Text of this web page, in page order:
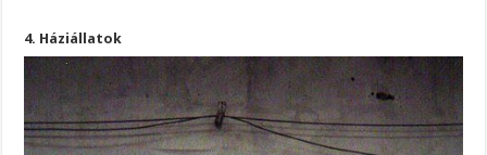
4. Háziállatok